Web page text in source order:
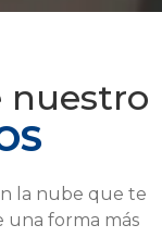
nuestro
la nube que te
una forma más